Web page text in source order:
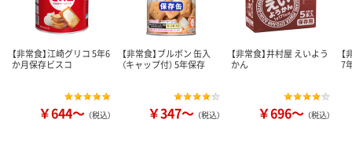
【非常食】江崎グリコ 5年6
か月保存ビスコ
￥644～ （税込）
【非常食】ブルボン 缶入
（キャップ付） 5年保存
￥347～ （税込）
【非常食】井村屋 えいよう
かん
￥696～ （税込）
7